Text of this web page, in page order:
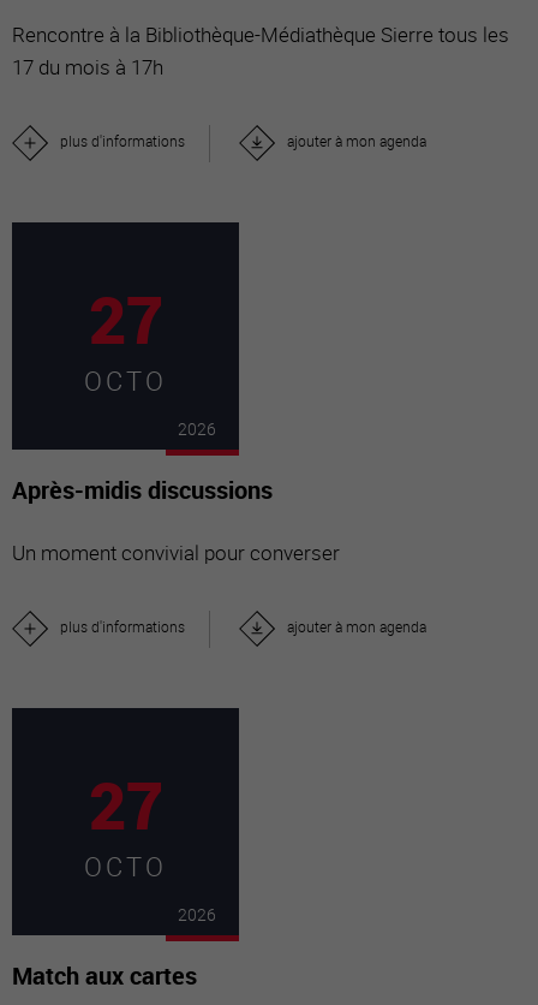
Rencontre à la Bibliothèque-Médiathèque Sierre tous les
17 du mois à 17h
plus d'informations ajouter à mon agenda
27
OCTO
2026
Après-midis discussions
Un moment convivial pour converser
plus d'informations ajouter à mon agenda
27
OCTO
2026
Match aux cartes